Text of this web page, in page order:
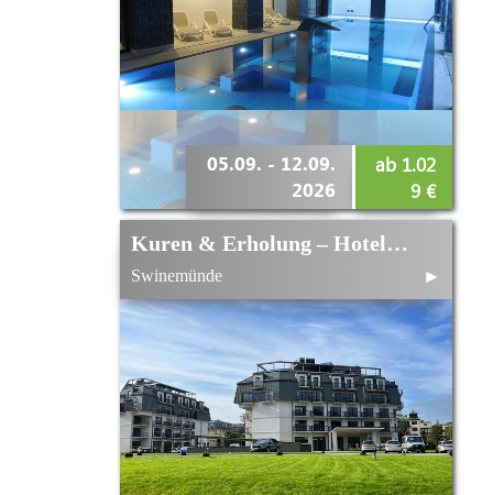
05.09. - 12.09.
2026
ab 1.02
9 €
Kuren & Erholung – Hotel Platino Mare im September
Swinemünde ►